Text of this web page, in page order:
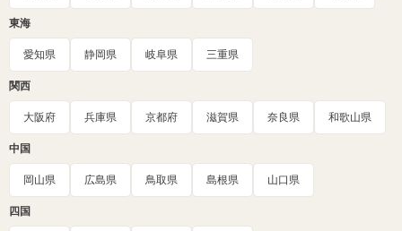
東海
愛知県 静岡県 岐阜県 三重県
関西
大阪府 兵庫県 京都府 滋賀県 奈良県 和歌山県
中国
岡山県 広島県 鳥取県 島根県 山口県
四国